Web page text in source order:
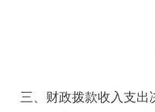
三、财政拨款收入支出